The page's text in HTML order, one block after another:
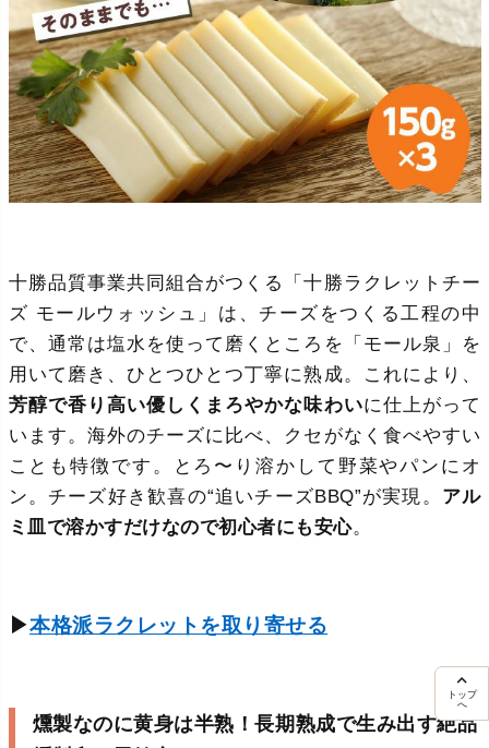
十勝品質事業共同組合がつくる「十勝ラクレットチー
ズ モールウォッシュ」は、チーズをつくる工程の中
で、通常は塩水を使って磨くところを「モール泉」を
用いて磨き、ひとつひとつ丁寧に熟成。これにより、
芳醇で香り高い優しくまろやかな味わいに仕上がって
います。海外のチーズに比べ、クセがなく食べやすい
ことも特徴です。とろ〜り溶かして野菜やパンにオ
ン。チーズ好き歓喜の“追いチーズBBQ”が実現。 アル
ミ皿で溶かすだけなので初心者にも安心。
▶本格派ラクレットを取り寄せる
燻製なのに黄身は半熟！長期熟成で生み出す絶品
トップ
へ